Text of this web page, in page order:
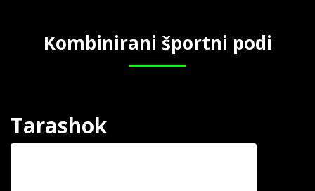
Kombinirani športni podi
Tarashok